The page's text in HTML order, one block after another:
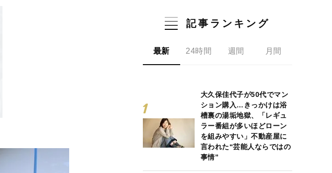
記事ランキング
最新 24時間 週間 月間
大久保佳代子が50代でマン
ション購入…きっかけは浴
槽裏の湯垢地獄、「レギュ
ラー番組が多いほどローン
を組みやすい」不動産屋に
言われた“芸能人ならではの
事情”